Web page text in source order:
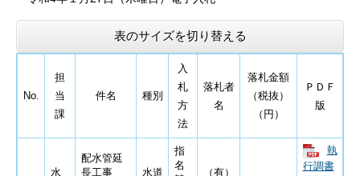
表のサイズを切り替える
No.
担
当
課
件名 種別
入
札
方
法
落札者
名
落札金額
（税抜）
（円）
ＰＤＦ
版
水
配水管延
長工事
水道
指
名
（有）
執
行調書